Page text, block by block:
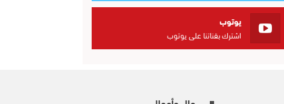
يوتوب
اشترك بقناتنا على يوتوب